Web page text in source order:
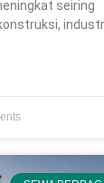
seiring